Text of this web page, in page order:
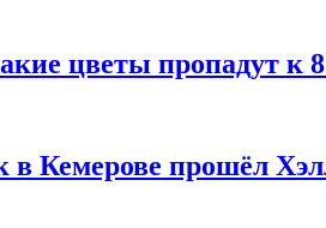
цветы пропадут к
Кемерове прошёл